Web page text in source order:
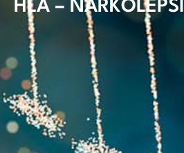
HLA – NARKOLEPSİ